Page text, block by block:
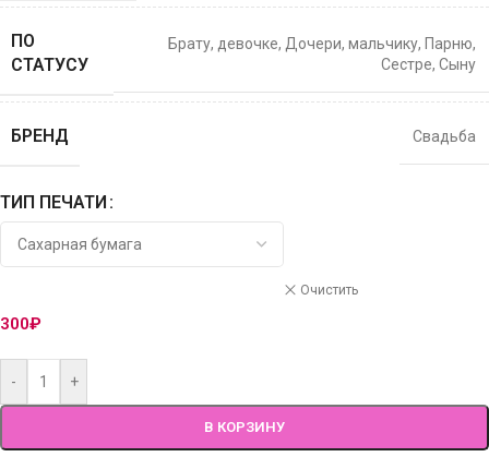
ПО
СТАТУСУ
Брату, девочке, Дочери, мальчику, Парню,
Сестре, Сыну
БРЕНД Свадьба
ТИП ПЕЧАТИ
Очистить
300₽
- +
В КОРЗИНУ